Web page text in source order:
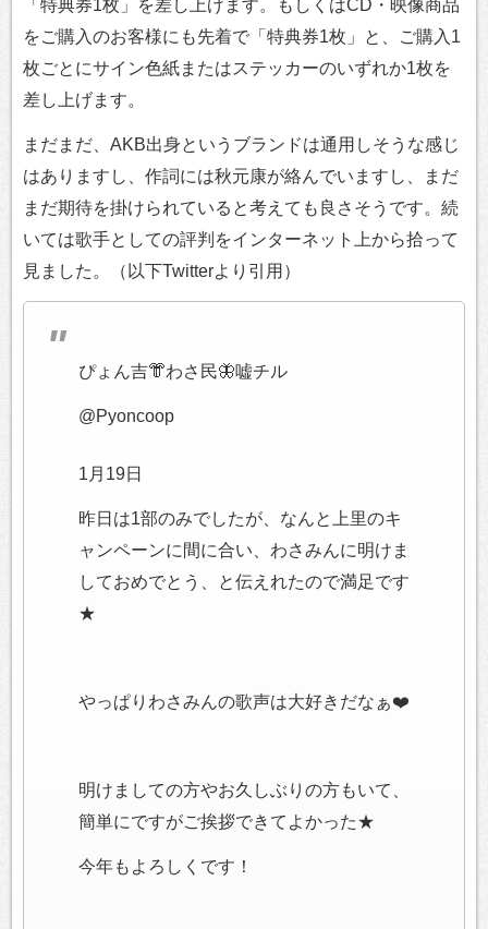
「特典券1枚」を差し上げます。もしくはCD・映像商品
をご購入のお客様にも先着で「特典券1枚」と、ご購入1
枚ごとにサイン色紙またはステッカーのいずれか1枚を
差し上げます。
まだまだ、AKB出身というブランドは通用しそうな感じ
はありますし、作詞には秋元康が絡んでいますし、まだ
まだ期待を掛けられていると考えても良さそうです。続
いては歌手としての評判をインターネット上から拾って
見ました。（以下Twitterより引用）
ぴょん吉👘わさ民🦋嘘チル
@Pyoncoop
1月19日
昨日は1部のみでしたが、なんと上里のキ
ャンペーンに間に合い、わさみんに明けま
しておめでとう、と伝えれたので満足です
★
やっぱりわさみんの歌声は大好きだなぁ❤️
明けましての方やお久しぶりの方もいて、
簡単にですがご挨拶できてよかった★
今年もよろしくです！